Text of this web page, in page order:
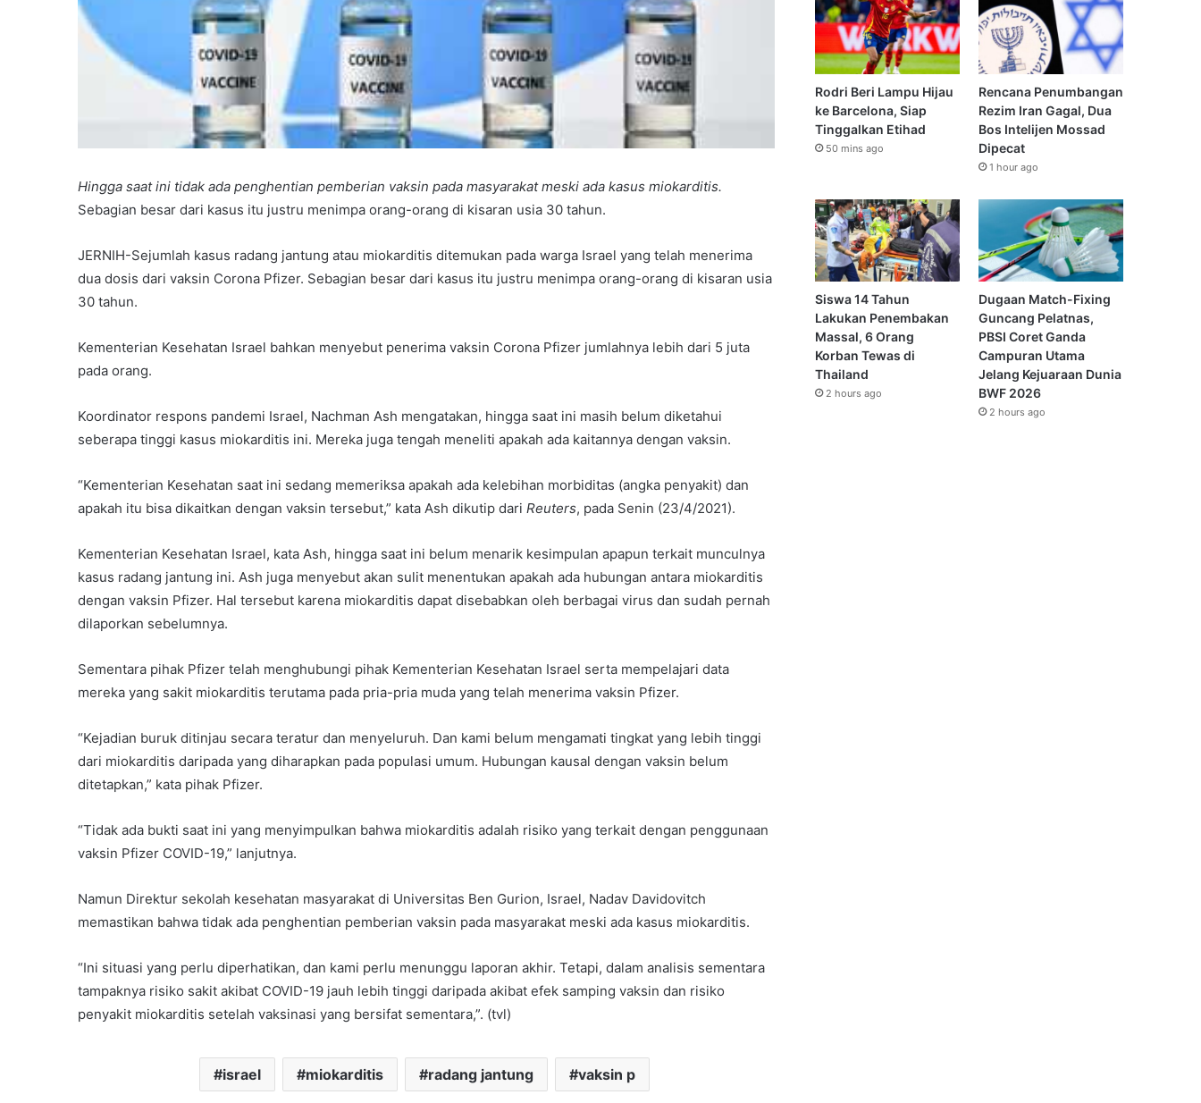
Hingga saat ini tidak ada penghentian pemberian vaksin pada masyarakat meski ada kasus miokarditis.
Sebagian besar dari kasus itu justru menimpa orang-orang di kisaran usia 30 tahun.
JERNIH-Sejumlah kasus radang jantung atau miokarditis ditemukan pada warga Israel yang telah menerima
dua dosis dari vaksin Corona Pfizer. Sebagian besar dari kasus itu justru menimpa orang-orang di kisaran usia
30 tahun.
Kementerian Kesehatan Israel bahkan menyebut penerima vaksin Corona Pfizer jumlahnya lebih dari 5 juta
pada orang.
Koordinator respons pandemi Israel, Nachman Ash mengatakan, hingga saat ini masih belum diketahui
seberapa tinggi kasus miokarditis ini. Mereka juga tengah meneliti apakah ada kaitannya dengan vaksin.
“Kementerian Kesehatan saat ini sedang memeriksa apakah ada kelebihan morbiditas (angka penyakit) dan
apakah itu bisa dikaitkan dengan vaksin tersebut,” kata Ash dikutip dari Reuters, pada Senin (23/4/2021).
Kementerian Kesehatan Israel, kata Ash, hingga saat ini belum menarik kesimpulan apapun terkait munculnya
kasus radang jantung ini. Ash juga menyebut akan sulit menentukan apakah ada hubungan antara miokarditis
dengan vaksin Pfizer. Hal tersebut karena miokarditis dapat disebabkan oleh berbagai virus dan sudah pernah
dilaporkan sebelumnya.
Sementara pihak Pfizer telah menghubungi pihak Kementerian Kesehatan Israel serta mempelajari data
mereka yang sakit miokarditis terutama pada pria-pria muda yang telah menerima vaksin Pfizer.
“Kejadian buruk ditinjau secara teratur dan menyeluruh. Dan kami belum mengamati tingkat yang lebih tinggi
dari miokarditis daripada yang diharapkan pada populasi umum. Hubungan kausal dengan vaksin belum
ditetapkan,” kata pihak Pfizer.
“Tidak ada bukti saat ini yang menyimpulkan bahwa miokarditis adalah risiko yang terkait dengan penggunaan
vaksin Pfizer COVID-19,” lanjutnya.
Namun Direktur sekolah kesehatan masyarakat di Universitas Ben Gurion, Israel, Nadav Davidovitch
memastikan bahwa tidak ada penghentian pemberian vaksin pada masyarakat meski ada kasus miokarditis.
“Ini situasi yang perlu diperhatikan, dan kami perlu menunggu laporan akhir. Tetapi, dalam analisis sementara
tampaknya risiko sakit akibat COVID-19 jauh lebih tinggi daripada akibat efek samping vaksin dan risiko
penyakit miokarditis setelah vaksinasi yang bersifat sementara,”. (tvl)
israel miokarditis radang jantung vaksin p
Rodri Beri Lampu Hijau
ke Barcelona, Siap
Tinggalkan Etihad
50 mins ago
Rencana Penumbangan
Rezim Iran Gagal, Dua
Bos Intelijen Mossad
Dipecat
1 hour ago
Siswa 14 Tahun
Lakukan Penembakan
Massal, 6 Orang
Korban Tewas di
Thailand
2 hours ago
Dugaan Match-Fixing
Guncang Pelatnas,
PBSI Coret Ganda
Campuran Utama
Jelang Kejuaraan Dunia
BWF 2026
2 hours ago